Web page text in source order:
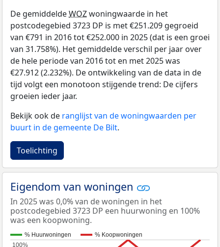
De gemiddeldeWOZwoningwaarde in het
postcodegebied 3723 DP is met €251.209 gegroeid
van €791 in 2016 tot €252.000 in 2025 (dat is een groei
van 31.758%). Het gemiddelde verschil per jaar over
de hele periode van 2016 tot en met 2025 was
€27.912 (2.232%). De ontwikkeling van de data in de
tijd volgt een monotoon stijgende trend: De cijfers
groeien ieder jaar.
Bekijk ook de ranglijst van de woningwaarden per
buurt in de gemeente De Bilt.
Toelichting
Eigendom van woningen
In 2025 was 0,0% van de woningen in het
postcodegebied 3723 DP een huurwoning en 100%
was een koopwoning.
% Huurwoningen
% Koopwoningen
100%
100%